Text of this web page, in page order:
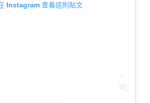
Instagram 查看這則貼文